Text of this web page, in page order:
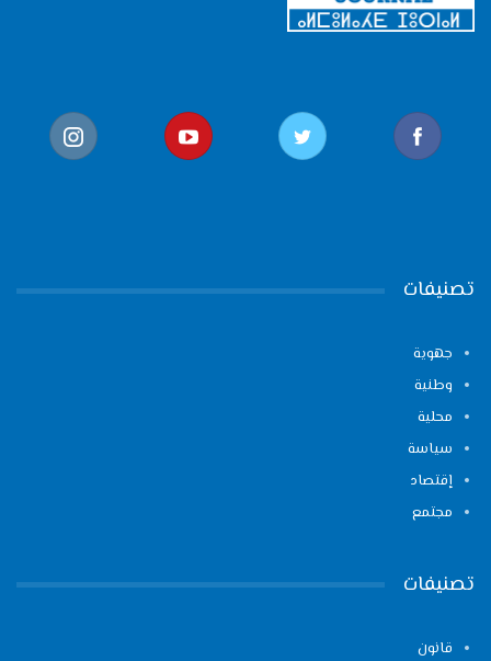
تصنيفات
جهوية
وطنية
محلية
سياسة
إقتصاد
مجتمع
تصنيفات
قانون